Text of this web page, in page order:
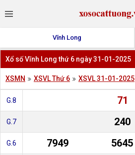
Vĩnh Long
Xổ số Vĩnh Long thứ 6 ngày 31-01-2025
XSMN XSVL Thứ 6 XSVL 31-01-2025
G.8 71
G.7 240
G.6 7949 5645